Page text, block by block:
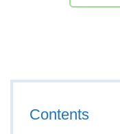
Contents